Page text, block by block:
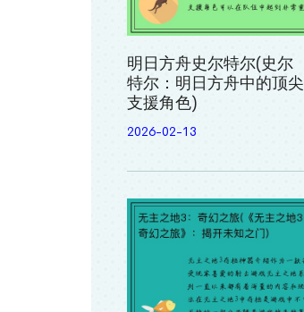
明日方舟史尔特尔(史尔
特尔：明日方舟中的顶尖
支援角色)
2026-02-13